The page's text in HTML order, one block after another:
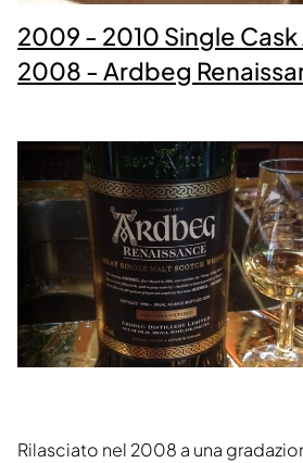
2009 - 2010 Single
2008 - Ardbeg
Rilasciato nel 2008 a una